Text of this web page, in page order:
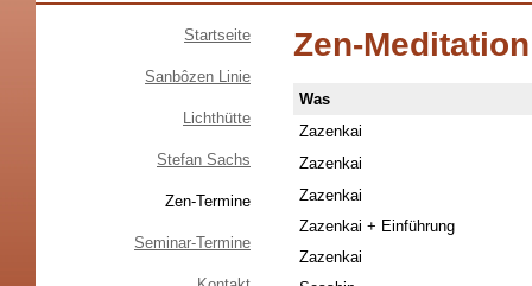
Startseite Zen-
Was
Zazenkai
Zazenkai
Zazenkai
Zazenkai + Einführung
Zazenkai
Sanbôzen Linie
Lichthütte
Stefan Sachs
Zen-Termine
Seminar-Termine